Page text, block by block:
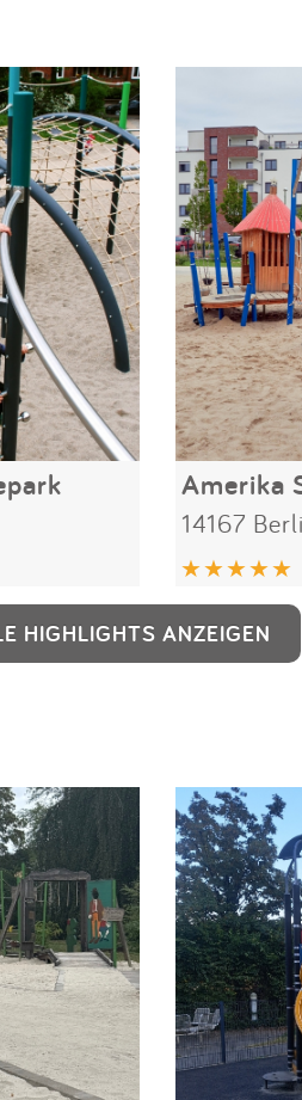
14167
HIGHLIGHTS ANZEIGEN